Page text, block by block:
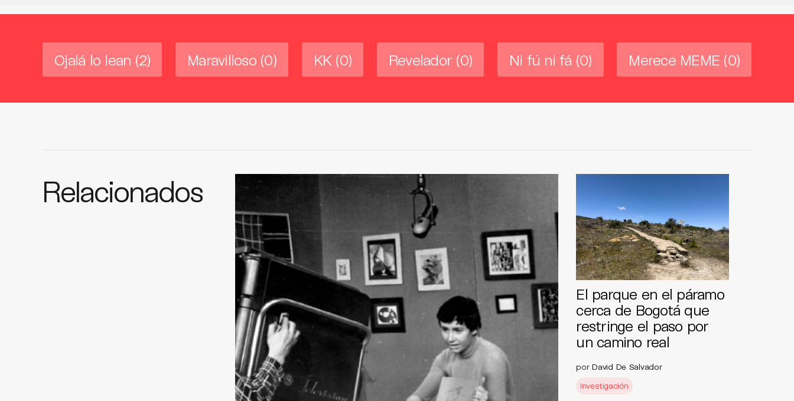
Ojalá lo lean (2) Maravilloso (0) KK (0) Revelador (0) Ni fú ni fá (0) Merece MEME (0)
Relacionados
El parque en el páramo
cerca de Bogotá que
restringe el paso por
un camino real
porDavid De Salvador
Investigación